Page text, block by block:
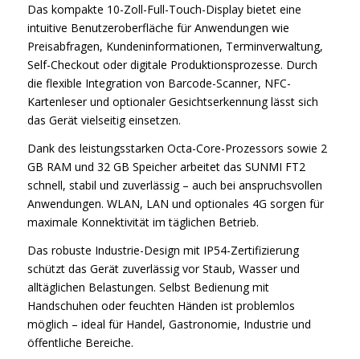
Das kompakte 10-Zoll-Full-Touch-Display bietet eine
intuitive Benutzeroberfläche für Anwendungen wie
Preisabfragen, Kundeninformationen, Terminverwaltung,
Self-Checkout oder digitale Produktionsprozesse. Durch
die flexible Integration von Barcode-Scanner, NFC-
Kartenleser und optionaler Gesichtserkennung lässt sich
das Gerät vielseitig einsetzen.
Dank des leistungsstarken Octa-Core-Prozessors sowie 2
GB RAM und 32 GB Speicher arbeitet das SUNMI FT2
schnell, stabil und zuverlässig – auch bei anspruchsvollen
Anwendungen. WLAN, LAN und optionales 4G sorgen für
maximale Konnektivität im täglichen Betrieb.
Das robuste Industrie-Design mit IP54-Zertifizierung
schützt das Gerät zuverlässig vor Staub, Wasser und
alltäglichen Belastungen. Selbst Bedienung mit
Handschuhen oder feuchten Händen ist problemlos
möglich – ideal für Handel, Gastronomie, Industrie und
öffentliche Bereiche.